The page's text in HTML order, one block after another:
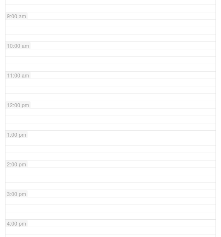
9:00 am
10:00 am
11:00 am
12:00 pm
1:00 pm
2:00 pm
3:00 pm
4:00 pm